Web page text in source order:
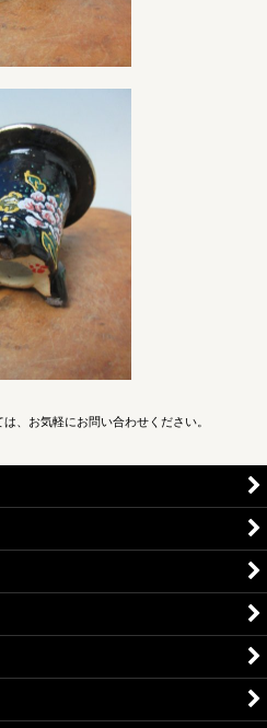
、お気軽にお問い合わせください。